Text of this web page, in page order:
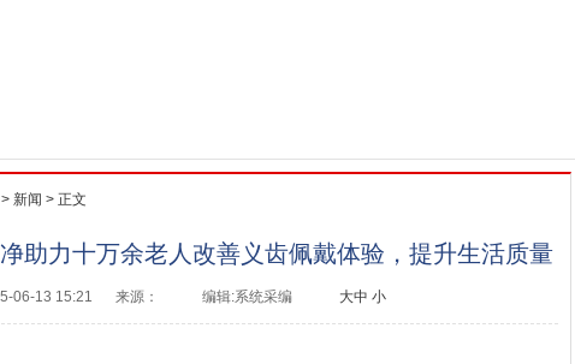
> 新闻 > 正文
助力十万余老人改善义齿佩戴体验，提升生活质量
06-13 15:21 来源： 编辑:系统采编 大中 小